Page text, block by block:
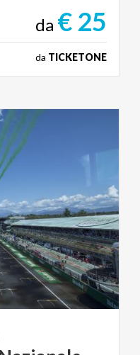
da € 25
da TICKETONE